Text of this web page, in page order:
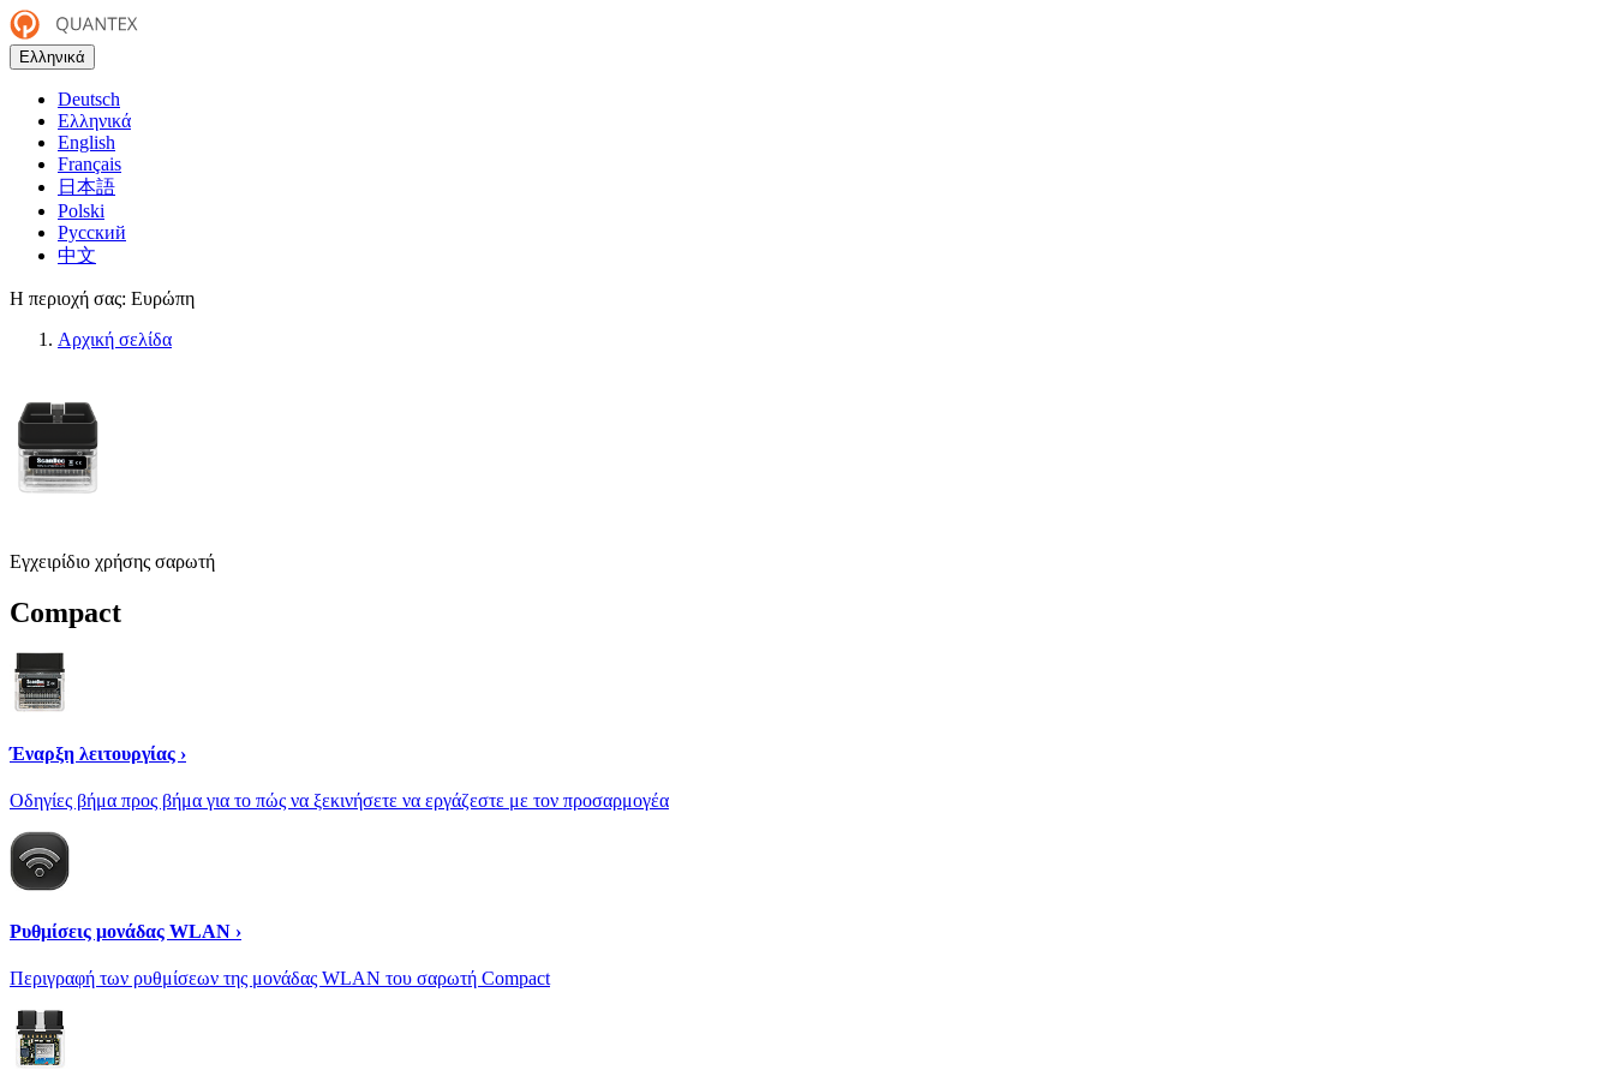
Ελληνικά
Deutsch
Ελληνικά
English
Français
日本語
Polski
Русский
中文
Η περιοχή σας: Ευρώπη
Αρχική σελίδα
Εγχειρίδιο χρήσης σαρωτή
Compact
Έναρξη λειτουργίας ›
Οδηγίες βήμα προς βήμα για το πώς να ξεκινήσετε να εργάζεστε με τον προσαρμογέα
Ρυθμίσεις μονάδας WLAN ›
Περιγραφή των ρυθμίσεων της μονάδας WLAN του σαρωτή Compact